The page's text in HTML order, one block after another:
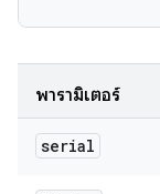
พารามิเตอร์
serial